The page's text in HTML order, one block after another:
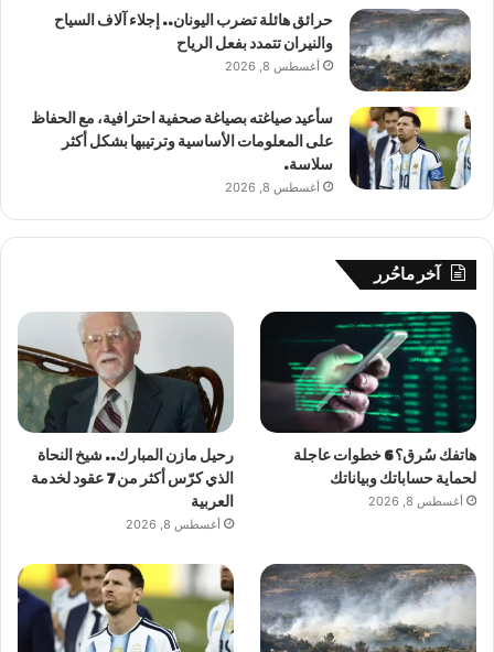
حرائق هائلة تضرب اليونان.. إجلاء آلاف السياح
والنيران تتمدد بفعل الرياح
أغسطس 8, 2026
سأعيد صياغته بصياغة صحفية احترافية، مع الحفاظ
على المعلومات الأساسية وترتيبها بشكل أكثر
سلاسة.
أغسطس 8, 2026
آخر ماحُرر
هاتفك سُرق؟ 6 خطوات عاجلة
لحماية حساباتك وبياناتك
أغسطس 8, 2026
رحيل مازن المبارك.. شيخ النحاة
الذي كرّس أكثر من 7 عقود لخدمة
العربية
أغسطس 8, 2026